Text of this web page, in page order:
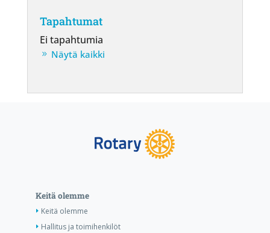
Tapahtumat
Ei tapahtumia
Näytä kaikki
Keitä olemme
Keitä olemme
Hallitus ja toimihenkilöt